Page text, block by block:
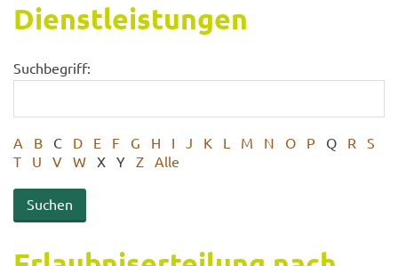
Dienst­leis­tun­gen
Suchbegriff:
A B C D E F G H I J K L M N O P Q R
S
T
U V W X Y Z Alle